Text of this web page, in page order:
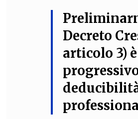
Decreto
articolo 3)